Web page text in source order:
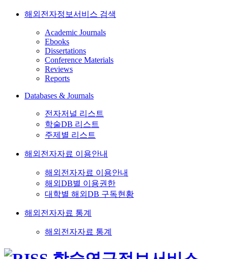
해외전자정보서비스 검색
Academic Journals
Ebooks
Dissertations
Conference Materials
Reviews
Reports
Databases & Journals
전자저널 리스트
학술DB 리스트
주제별 리스트
해외전자자료 이용안내
해외전자자료 이용안내
해외DB별 이용권한
대학별 해외DB 구독현황
해외전자자료 통계
해외전자자료 통계